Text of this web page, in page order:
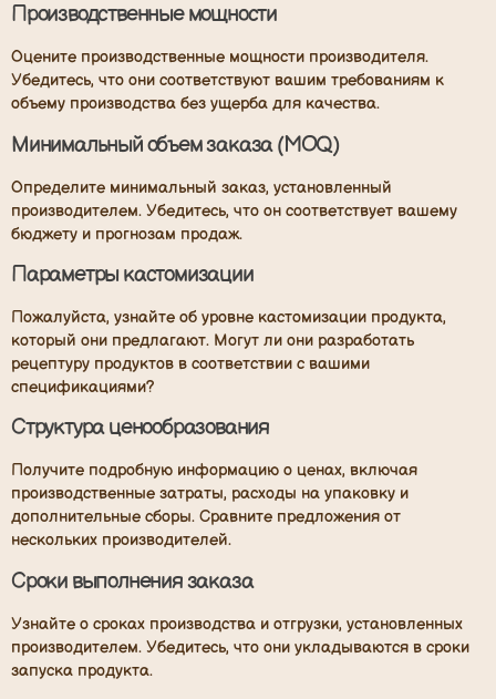
Производственные мощности
Оцените производственные мощности производителя.
Убедитесь, что они соответствуют вашим требованиям к
объему производства без ущерба для качества.
Минимальный объем заказа (MOQ)
Определите минимальный заказ, установленный
производителем. Убедитесь, что он соответствует вашему
бюджету и прогнозам продаж.
Параметры кастомизации
Пожалуйста, узнайте об уровне кастомизации продукта,
который они предлагают. Могут ли они разработать
рецептуру продуктов в соответствии с вашими
спецификациями?
Структура ценообразования
Получите подробную информацию о ценах, включая
производственные затраты, расходы на упаковку и
дополнительные сборы. Сравните предложения от
нескольких производителей.
Сроки выполнения заказа
Узнайте о сроках производства и отгрузки, установленных
производителем. Убедитесь, что они укладываются в сроки
запуска продукта.